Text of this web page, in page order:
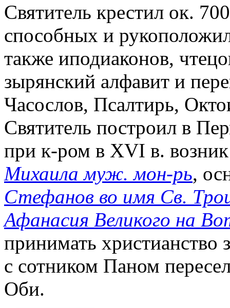
Святитель крестил ок.
способных и
также иподиаконов,
зырянский алфавит и
Часослов, Псалтирь,
Святитель построил в
при к-ром в XVI в.
Михаила муж. мон-рь,
Стефанов во имя Св.
Афанасия Великого на
принимать христианство
с сотником Паном
Оби.